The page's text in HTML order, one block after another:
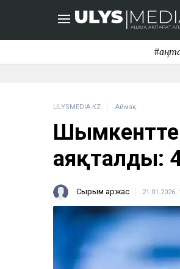
ULYSMEDIA.KZ Аймақ
Шымкентте
аяқталды:
Сырым Қаржас 21.01.2026,